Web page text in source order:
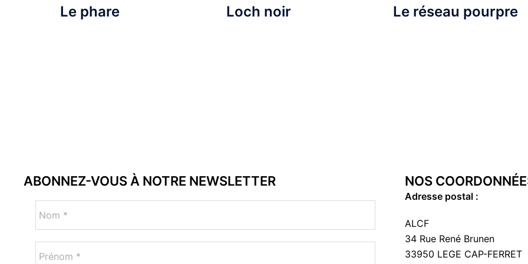
Le phare Loch noir Le réseau pourpre
ABONNEZ-VOUS À NOTRE NEWSLETTER NOS
Adresse postal :
ALCF
34 Rue René Brunen
33950 LEGE CAP-FERRET